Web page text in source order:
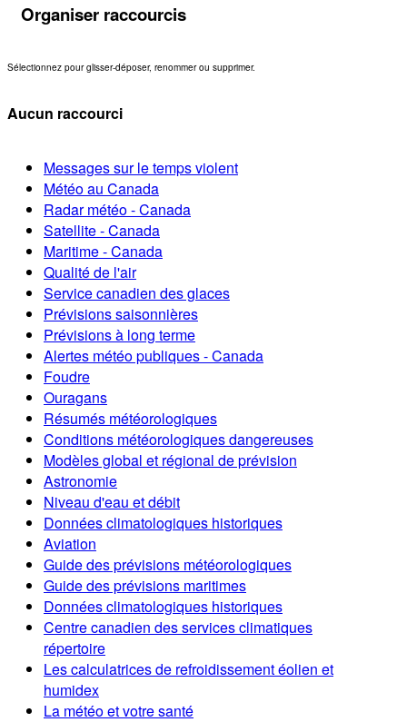
Organiser raccourcis
Sélectionnez pour glisser-déposer, renommer ou supprimer.
Aucun raccourci
Messages sur le temps violent
Météo au Canada
Radar météo - Canada
Satellite - Canada
Maritime - Canada
Qualité de l'air
Service canadien des glaces
Prévisions saisonnières
Prévisions à long terme
Alertes météo publiques - Canada
Foudre
Ouragans
Résumés météorologiques
Conditions météorologiques dangereuses
Modèles global et régional de prévision
Astronomie
Niveau d'eau et débit
Données climatologiques historiques
Aviation
Guide des prévisions météorologiques
Guide des prévisions maritimes
Données climatologiques historiques
Centre canadien des services climatiques
répertoire
Les calculatrices de refroidissement éolien et
humidex
La météo et votre santé